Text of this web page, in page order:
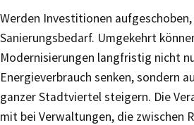
Werden Investitionen
Sanierungsbedarf. Umgekehrt
Modernisierungen langfristig nicht
Energieverbrauch senken, sondern
ganzer Stadtviertel steigern. Die
mit bei Verwaltungen, die zwischen